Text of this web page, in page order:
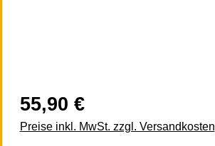
55,90 €
Preise inkl. MwSt. zzgl. Versandkosten